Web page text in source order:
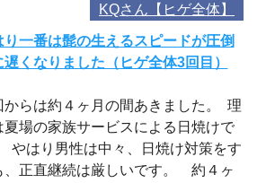
KQさん【ヒゲ全体】
り一番は髭の生えるスピードが圧倒
遅くなりました（ヒゲ全体3回目）
からは約４ヶ月の間あきました。 理
夏場の家族サービスによる日焼けで
やはり男性は中々、日焼け対策をす
、正直継続は厳しいです。 約４ヶ